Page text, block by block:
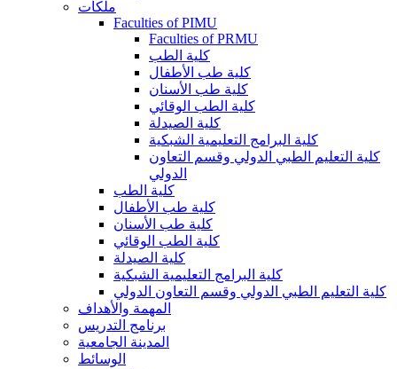
ملكات
Faculties of PIMU
Faculties of PRMU
كلية الطب
كلية طب الأطفال
كلية طب الأسنان
كلية الطب الوقائي
كلية الصيدلة
كلية البرامج التعليمية الشبكية
كلية التعليم الطبي الدولي وقسم التعاون
الدولي
كلية الطب
كلية طب الأطفال
كلية طب الأسنان
كلية الطب الوقائي
كلية الصيدلة
كلية البرامج التعليمية الشبكية
كلية التعليم الطبي الدولي وقسم التعاون الدولي
المهمة والأهداف
برنامج التدريس
المدينة الجامعية
الوسائط